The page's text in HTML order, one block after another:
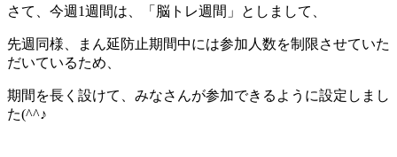
さて、今週1週間は、「脳トレ週間」としまして、
先週同様、まん延防止期間中には参加人数を制限させていた
だいているため、
期間を長く設けて、みなさんが参加できるように設定しまし
た(^^♪